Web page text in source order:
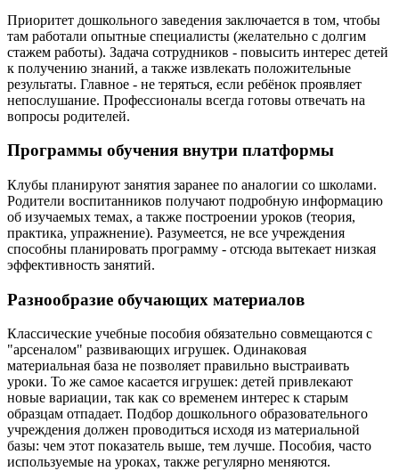
Приоритет дошкольного заведения заключается в том, чтобы
там работали опытные специалисты (желательно с долгим
стажем работы). Задача сотрудников - повысить интерес детей
к получению знаний, а также извлекать положительные
результаты. Главное - не теряться, если ребёнок проявляет
непослушание. Профессионалы всегда готовы отвечать на
вопросы родителей.
Программы обучения внутри платформы
Клубы планируют занятия заранее по аналогии со школами.
Родители воспитанников получают подробную информацию
об изучаемых темах, а также построении уроков (теория,
практика, упражнение). Разумеется, не все учреждения
способны планировать программу - отсюда вытекает низкая
эффективность занятий.
Разнообразие обучающих материалов
Классические учебные пособия обязательно совмещаются с
"арсеналом" развивающих игрушек. Одинаковая
материальная база не позволяет правильно выстраивать
уроки. То же самое касается игрушек: детей привлекают
новые вариации, так как со временем интерес к старым
образцам отпадает. Подбор дошкольного образовательного
учреждения должен проводиться исходя из материальной
базы: чем этот показатель выше, тем лучше. Пособия, часто
используемые на уроках, также регулярно меняются.